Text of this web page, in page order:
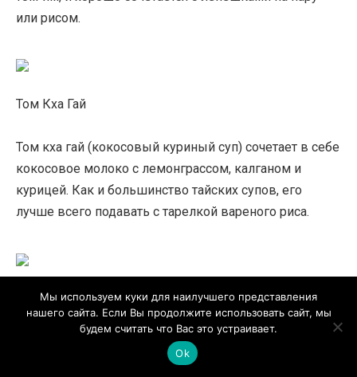
или рисом.
Том Кха Гай
Том кха гай (кокосовый куриный суп) сочетает в себе
кокосовое молоко с лемонграссом, калганом и
курицей. Как и большинство тайских супов, его
лучше всего подавать с тарелкой вареного риса.
Као в кисло-сладком соусе (жареный рис)
Као в кисло-сладком соусе состоит из различных
ингредиентов, в том числе мяса по вашему выбору
Мы используем куки для наилучшего представления
нашего сайта. Если Вы продолжите использовать сайт, мы
будем считать что Вас это устраивает.
Ok